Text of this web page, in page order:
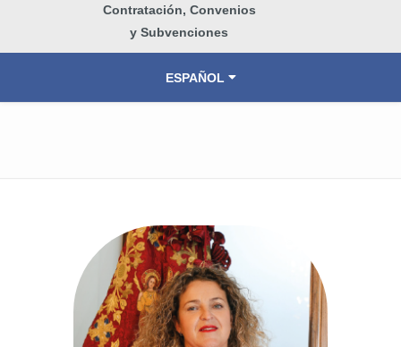
Contratación, Convenios
y Subvenciones
ESPAÑOL
VALENCIÀ